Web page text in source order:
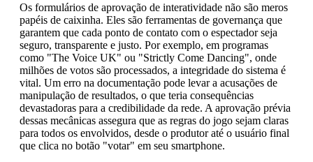
Os formulários de aprovação de interatividade não são meros
papéis de caixinha. Eles são ferramentas de governança que
garantem que cada ponto de contato com o espectador seja
seguro, transparente e justo. Por exemplo, em programas
como "The Voice UK" ou "Strictly Come Dancing", onde
milhões de votos são processados, a integridade do sistema é
vital. Um erro na documentação pode levar a acusações de
manipulação de resultados, o que teria consequências
devastadoras para a credibilidade da rede. A aprovação prévia
dessas mecânicas assegura que as regras do jogo sejam claras
para todos os envolvidos, desde o produtor até o usuário final
que clica no botão "votar" em seu smartphone.